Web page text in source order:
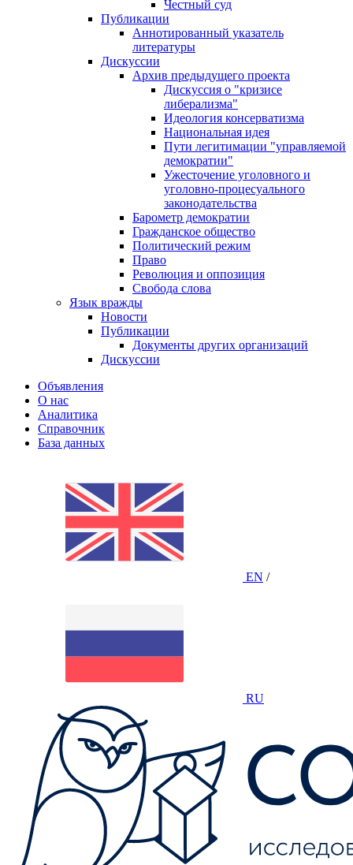
Честный суд
Публикации
Аннотированный указатель
литературы
Дискуссии
Архив предыдущего проекта
Дискуссия о "кризисе
либерализма"
Идеология консерватизма
Национальная идея
Пути легитимации "управляемой
демократии"
Ужесточение уголовного и
уголовно-процесуального
законодательства
Барометр демократии
Гражданское общество
Политический режим
Право
Революция и оппозиция
Свобода слова
Язык вражды
Новости
Публикации
Документы других организаций
Дискуссии
Объявления
О нас
Аналитика
Справочник
База данных
EN /
RU